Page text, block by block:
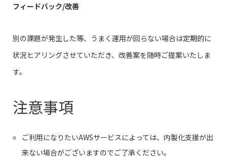
フィードバック/改善
別の課題が発生した等、うまく運用が回らない場合は定期的に
状況ヒアリングさせていただき、改善案を随時ご提案いたしま
す。
注意事項
ご利用になりたいAWSサービスによっては、内製化支援が出
来ない場合がございますのでご了承ください。